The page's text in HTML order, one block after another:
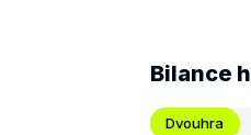
Bilance
Dvouhra